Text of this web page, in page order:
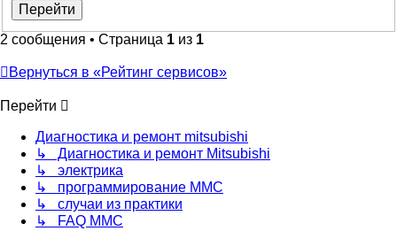
2 сообщения • Страница 1 из 1
Вернуться в «Рейтинг сервисов»
Перейти
Диагностика и ремонт mitsubishi
↳ Диагностика и ремонт Mitsubishi
↳ электрика
↳ программирование MMC
↳ случаи из практики
↳ FAQ MMC